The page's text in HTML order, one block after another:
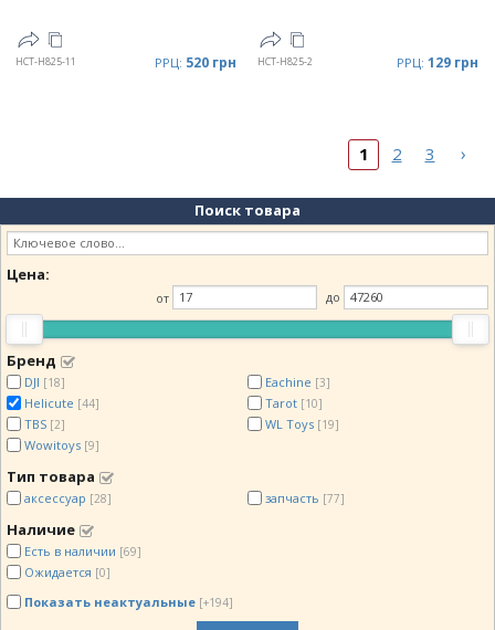
HCT-H825-11 РРЦ: 520 грн HCT-H825-2 РРЦ: 129 грн
1 2 3 ›
Поиск товара
Цена:
от до
Бренд
DJI [18] Eachine [3]
Helicute [44] Tarot [10]
TBS [2] WL Toys [19]
Wowitoys [9]
Тип товара
аксессуар [28] запчасть [77]
Наличие
Есть в наличии [69]
Ожидается [0]
Показать неактуальные [+194]